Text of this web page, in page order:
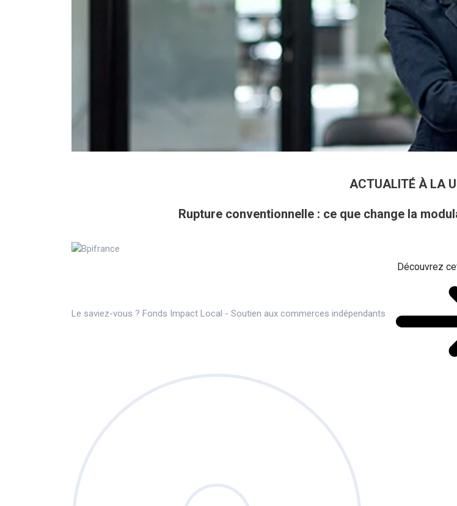
ACTUALITÉ À LA
Rupture conventionnelle : ce que change la
Le saviez-vous ? Fonds Impact Local - Soutien aux commerces indépendants
Découvrez